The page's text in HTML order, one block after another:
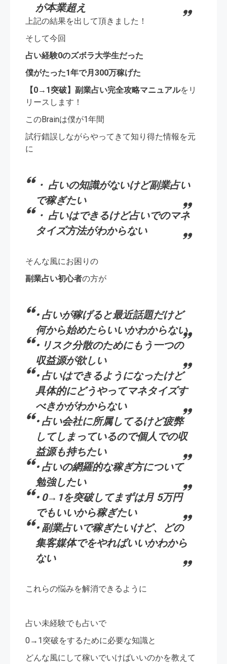
が本業超え
上記の結果を出して頂きました！
そして今回
占い経験0のズボラ大学生だった
僕がたった1年で月300万稼げた
【0→1突破】副業占い完全攻略マニュアルをリ
リースします！
このBrainは僕が1年間
試行錯誤しながらやってきて知り得た情報を元
に
・ 占いの知識がないけど副業占い
で稼ぎたい
・ 占いはできるけど占いでのマネ
タイズ方法がわからない
そんな風にお困りの
副業占い初心者の方が
• 占いが稼げると最近話題だけど
何から始めたらいいかわからない
• リスク分散のためにもう一つの
収益源が欲しい
• 占いはできるようになったけど
具体的にどうやってマネタイズす
べきかがわからない
• 占い会社に所属してるけど疲弊
してしまっているので個人での収
益源も持ちたい
• 占いの網羅的な稼ぎ方について
勉強したい
• 0→1を突破してまずは月 5万円
でもいいから稼ぎたい
• 副業占いで稼ぎたいけど、どの
集客媒体でをやればいいかわから
ない
これらの悩みを解消できるように
占い未経験でも占いで
0→1突破をするために必要な知識と
どんな風にして稼いでいけばいいのかを教えて